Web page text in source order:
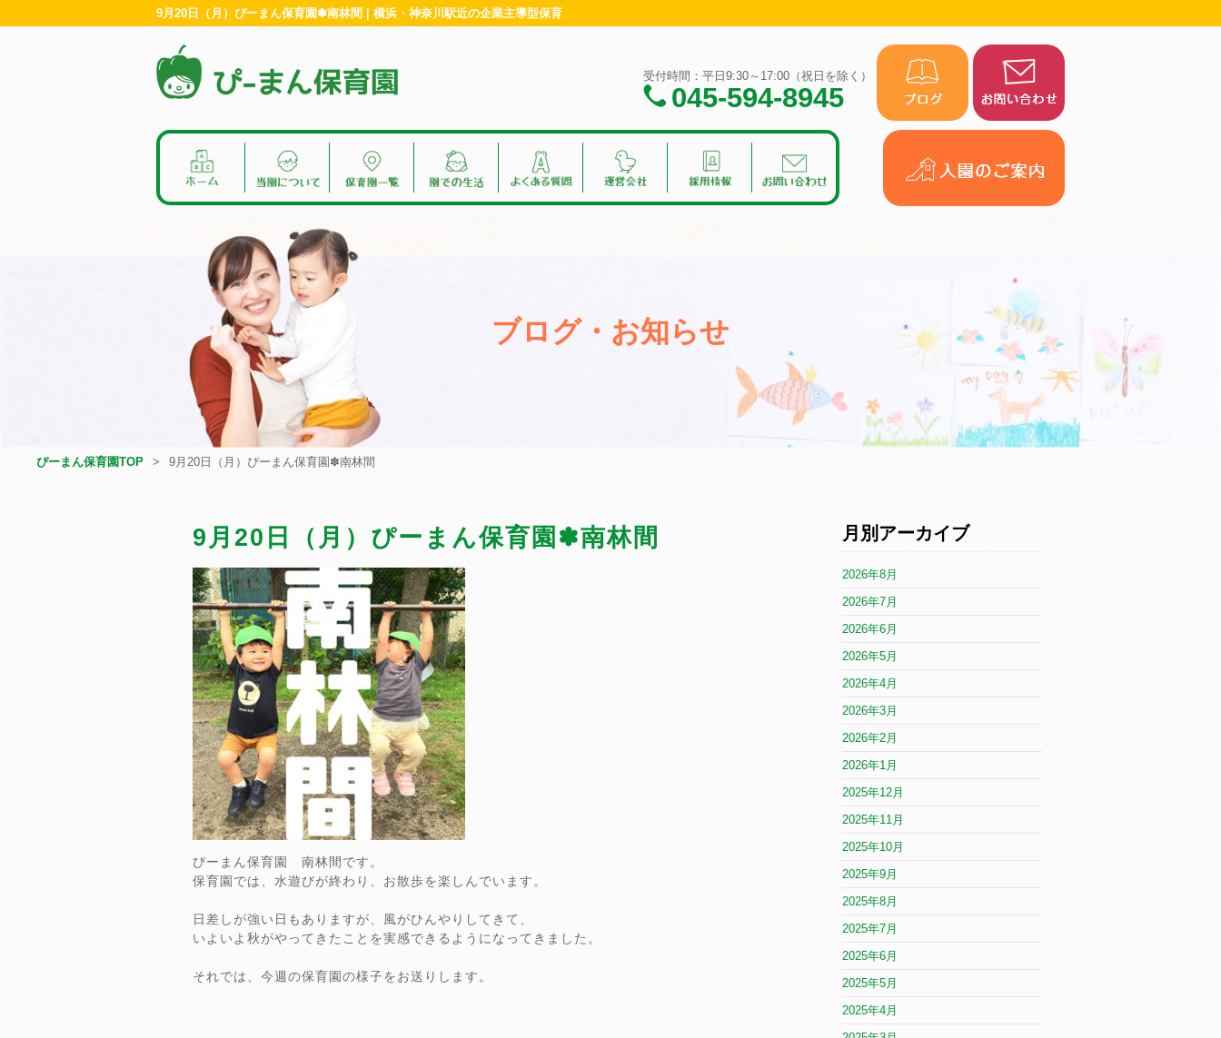
9月20日（月）ぴーまん保育園✽南林間 | 横浜・神奈川駅近の企業主導型保育
受付時間：平日9:30～17:00（祝日を除く）
045-594-8945
ブログ・お知らせ
ぴーまん保育園TOP 9月20日（月）ぴーまん保育園✽南林間
9月20日（月）ぴーまん保育園✽南林間
ぴーまん保育園 南林間です。
保育園では、水遊びが終わり、お散歩を楽しんでいます。
日差しが強い日もありますが、風がひんやりしてきて、
いよいよ秋がやってきたことを実感できるようになってきました。
それでは、今週の保育園の様子をお送りします。
月別アーカイブ
2026年8月
2026年7月
2026年6月
2026年5月
2026年4月
2026年3月
2026年2月
2026年1月
2025年12月
2025年11月
2025年10月
2025年9月
2025年8月
2025年7月
2025年6月
2025年5月
2025年4月